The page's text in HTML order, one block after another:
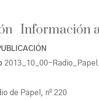
Información
2013_10_00-
de Papel, nº 220